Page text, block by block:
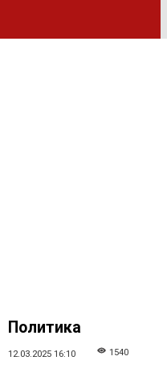
Политика
12.03.2025 16:10 1540